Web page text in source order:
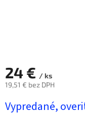
24 € / ks
19,51 € bez DPH
cena:
Vypredané,